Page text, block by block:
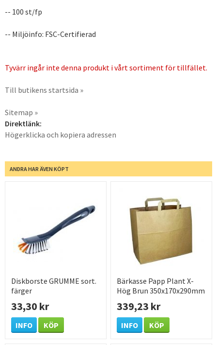
-- 100 st/fp
-- Miljöinfo: FSC-Certifierad
Tyvärr ingår inte denna produkt i vårt sortiment för tillfället.
Till butikens startsida »
Sitemap »
Direktlänk:
Högerklicka och kopiera adressen
ANDRA HAR ÄVEN KÖPT
Diskborste GRUMME sort.
färger
33,30 kr
INFO KÖP
Bärkasse Papp Plant X-
Hög Brun 350x170x290mm
339,23 kr
INFO KÖP